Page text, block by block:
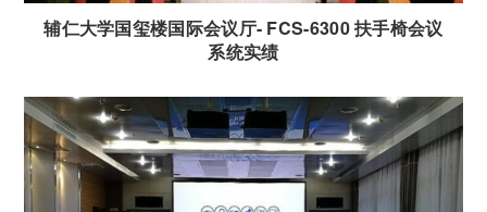
辅仁大学国玺楼国际会议厅- FCS-6300 扶手椅会议
系统实绩